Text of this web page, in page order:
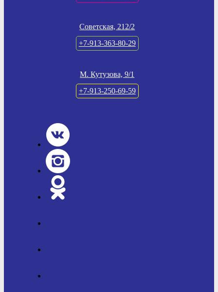
Советская, 212/2
+7-913-363-80-29
М. Кутузова, 9/1
+7-913-250-69-59